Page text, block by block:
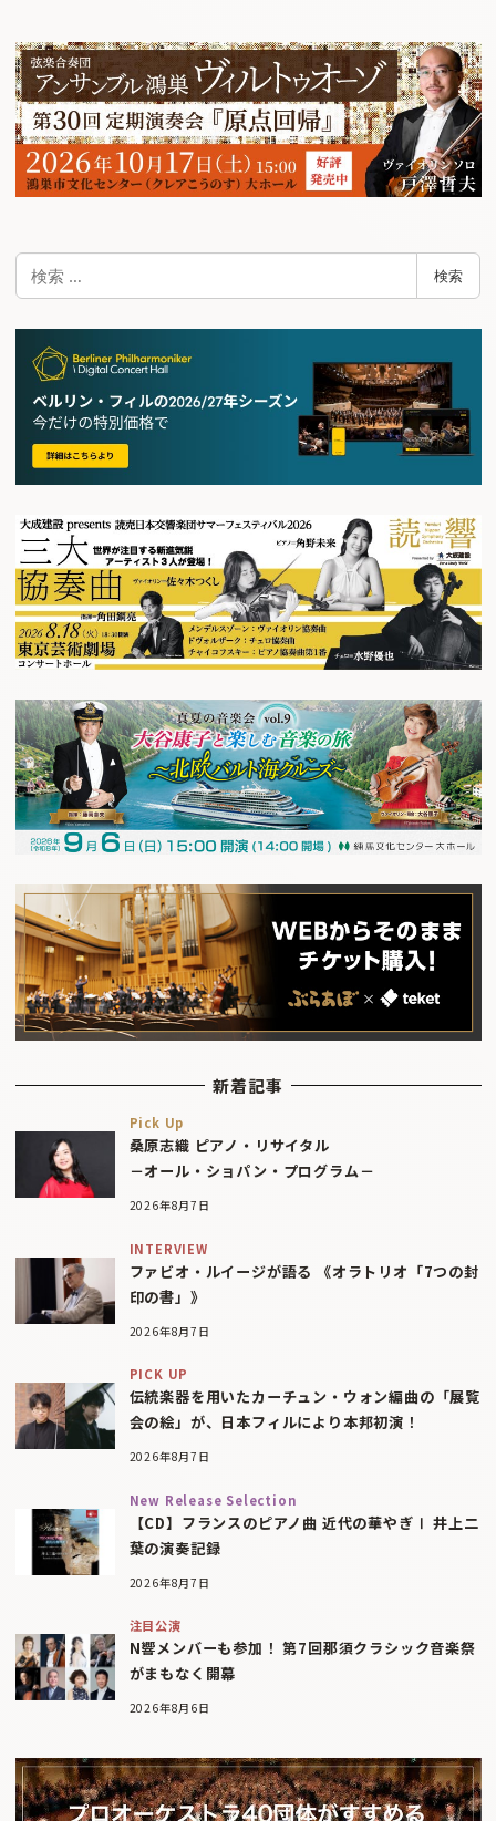
検
索
検索
新着記事
Pick Up
桑原志織 ピアノ・リサイタル
－オール・ショパン・プログラム－
2026年8月7日
INTERVIEW
ファビオ・ルイージが語る 《オラトリオ「7つの封
印の書」》
2026年8月7日
PICK UP
伝統楽器を用いたカーチュン・ウォン編曲の「展覧
会の絵」が、日本フィルにより本邦初演！
2026年8月7日
New Release Selection
【CD】フランスのピアノ曲 近代の華やぎⅠ 井上二
葉の演奏記録
2026年8月7日
注目公演
N響メンバーも参加！ 第7回那須クラシック音楽祭
がまもなく開幕
2026年8月6日